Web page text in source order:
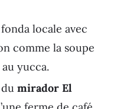
locale avec
comme la soupe
yucca.
mirador El